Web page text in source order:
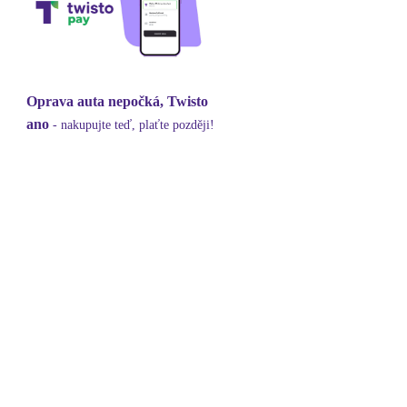
Oprava auta nepočká, Twisto
ano - nakupujte teď, plaťte později!